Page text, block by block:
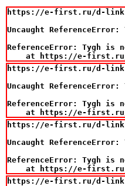
https://e-first.ru/d-link-
Uncaught
ReferenceError: Tygh is
at https://e-
https://e-first.ru/d-link-
Uncaught
ReferenceError: Tygh is
at https://e-
https://e-first.ru/d-link-
Uncaught
ReferenceError: Tygh is
at https://e-
https://e-first.ru/d-link-